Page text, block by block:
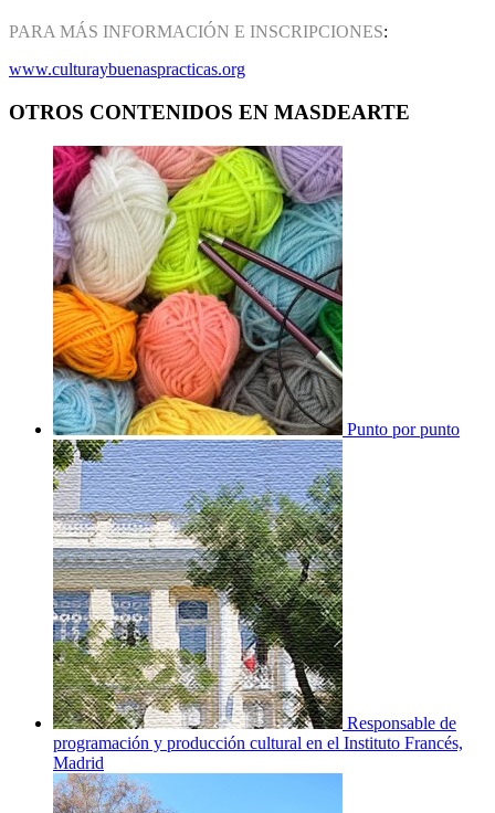
PARA MÁS INFORMACIÓN E INSCRIPCIONES:
www.culturaybuenaspracticas.org
OTROS CONTENIDOS EN MASDEARTE
Punto por punto
Responsable de
programación y producción cultural en el Instituto Francés,
Madrid